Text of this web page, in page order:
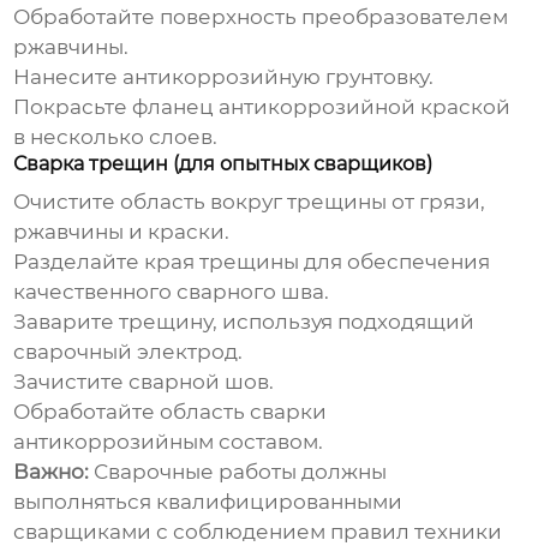
Обработайте поверхность преобразователем
ржавчины.
Нанесите антикоррозийную грунтовку.
Покрасьте фланец антикоррозийной краской
в несколько слоев.
Сварка трещин (для опытных сварщиков)
Очистите область вокруг трещины от грязи,
ржавчины и краски.
Разделайте края трещины для обеспечения
качественного сварного шва.
Заварите трещину, используя подходящий
сварочный электрод.
Зачистите сварной шов.
Обработайте область сварки
антикоррозийным составом.
Важно: Сварочные работы должны
выполняться квалифицированными
сварщиками с соблюдением правил техники